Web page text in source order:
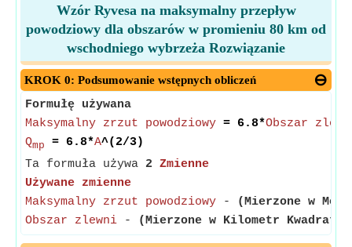
Wzór Ryvesa na maksymalny przepływ
powodziowy dla obszarów w promieniu 80 km od
wschodniego wybrzeża Rozwiązanie
KROK 0: Podsumowanie wstępnych obliczeń
Formułę używana
Maksymalny zrzut powodziowy = 6.8*Obszar
Qmp = 6.8*A^(2/3)
Ta formuła używa 2 Zmienne
Używane zmienne
Maksymalny zrzut powodziowy -
(Mierzone w
Obszar zlewni - (Mierzone w Kilometr